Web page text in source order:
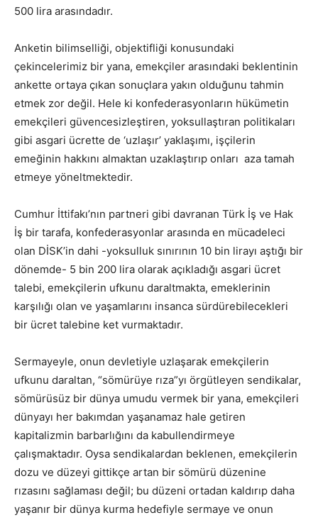
500 lira arasındadır.
Anketin bilimselliği, objektifliği konusundaki
çekincelerimiz bir yana, emekçiler arasındaki beklentinin
ankette ortaya çıkan sonuçlara yakın olduğunu tahmin
etmek zor değil. Hele ki konfederasyonların hükümetin
emekçileri güvencesizleştiren, yoksullaştıran politikaları
gibi asgari ücrette de ‘uzlaşır’ yaklaşımı, işçilerin
emeğinin hakkını almaktan uzaklaştırıp onları aza tamah
etmeye yöneltmektedir.
Cumhur İttifakı’nın partneri gibi davranan Türk İş ve Hak
İş bir tarafa, konfederasyonlar arasında en mücadeleci
olan DİSK’in dahi -yoksulluk sınırının 10 bin lirayı aştığı bir
dönemde- 5 bin 200 lira olarak açıkladığı asgari ücret
talebi, emekçilerin ufkunu daraltmakta, emeklerinin
karşılığı olan ve yaşamlarını insanca sürdürebilecekleri
bir ücret talebine ket vurmaktadır.
Sermayeyle, onun devletiyle uzlaşarak emekçilerin
ufkunu daraltan, “sömürüye rıza”yı örgütleyen sendikalar,
sömürüsüz bir dünya umudu vermek bir yana, emekçileri
dünyayı her bakımdan yaşanamaz hale getiren
kapitalizmin barbarlığını da kabullendirmeye
çalışmaktadır. Oysa sendikalardan beklenen, emekçilerin
dozu ve düzeyi gittikçe artan bir sömürü düzenine
rızasını sağlaması değil; bu düzeni ortadan kaldırıp daha
yaşanır bir dünya kurma hedefiyle sermaye ve onun